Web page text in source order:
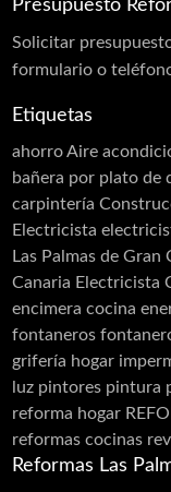
¿Cómo
Para contratar
reforma los
por primera
Presupuesto
Solicitar
formulario o
Etiquetas
ahorro Aire
bañera por plato de
carpintería
Electricista
Las Palmas de Gran
Canaria Electricista
encimera cocina
fontaneros
grifería hogar
luz pintores pintura
reforma hogar
reformas cocinas
Reformas Las